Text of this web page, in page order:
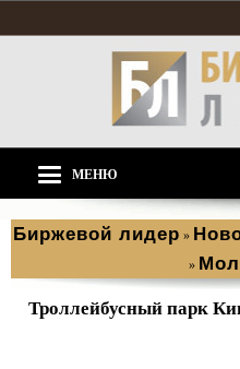
МЕНЮ
Биржевой лидер »
»
Троллейбусный парк